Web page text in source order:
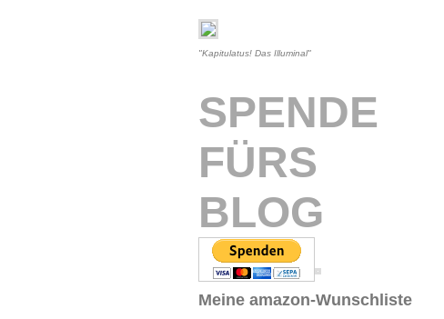
"Kapitulatus! Das Illuminal"
SPENDE
FÜRS
BLOG
Meine amazon-Wunschliste